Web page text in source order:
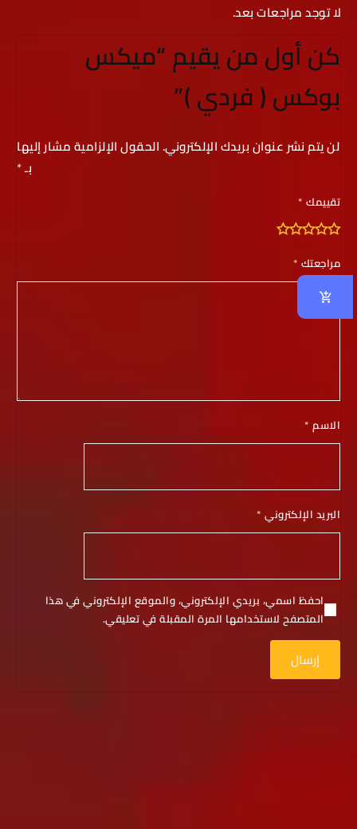
لا توجد مراجعات بعد.
كن أول من يقيم “ميكس
بوكس ( فردي )”
لن يتم نشر عنوان بريدك الإلكتروني. الحقول الإلزامية مشار إليها
بـ*
تقييمك *
مراجعتك *
الاسم *
البريد الإلكتروني *
احفظ اسمي، بريدي الإلكتروني، والموقع الإلكتروني في هذا
المتصفح لاستخدامها المرة المقبلة في تعليقي.